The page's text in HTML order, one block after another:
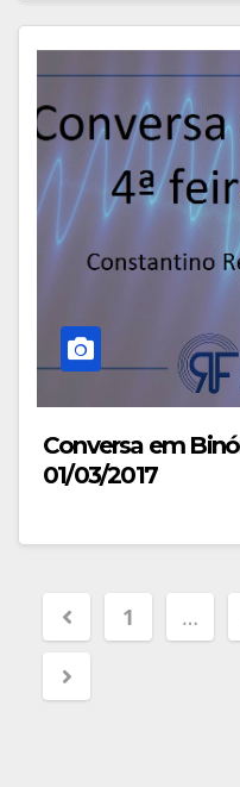
Conversa em
01/03/2017
Navegação
de
artigos
1 …